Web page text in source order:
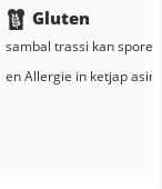
Gluten
sambal trassi kan
enAllergie in ketjap asin